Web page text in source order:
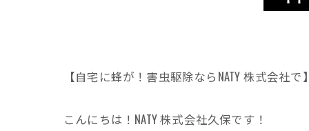
【自宅に蜂が！害虫駆除ならNATY 株式会社で】
こんにちは！NATY 株式会社久保です！